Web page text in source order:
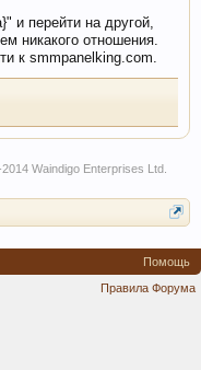
и перейти на другой,
никакого отношения.
к smmpanelking.com.
Waindigo Enterprises Ltd.
Помощь
Правила Форума